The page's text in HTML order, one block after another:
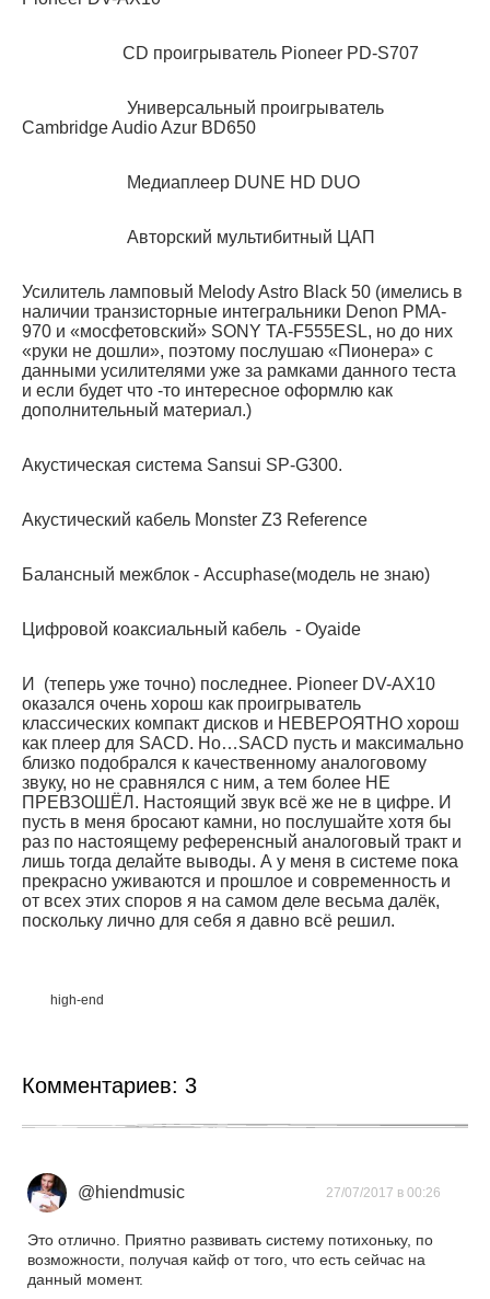
CD проигрыватель Pioneer PD-S707
Универсальный проигрыватель
Cambridge Audio Azur BD650
Медиаплеер DUNE HD DUO
Авторский мультибитный ЦАП
Усилитель ламповый Melody Astro Black 50 (имелись в
наличии транзисторные интегральники Denon PMA-
970 и «мосфетовский» SONY TA-F555ESL, но до них
«руки не дошли», поэтому послушаю «Пионера» с
данными усилителями уже за рамками данного теста
и если будет что -то интересное оформлю как
дополнительный материал.)
Акустическая система Sansui SP-G300.
Акустический кабель Monster Z3 Reference
Балансный межблок - Accuphase(модель не знаю)
Цифровой коаксиальный кабель - Oyaide
И (теперь уже точно) последнее. Pioneer DV-AX10
оказался очень хорош как проигрыватель
классических компакт дисков и НЕВЕРОЯТНО хорош
как плеер для SACD. Но…SACD пусть и максимально
близко подобрался к качественному аналоговому
звуку, но не сравнялся с ним, а тем более НЕ
ПРЕВЗОШЁЛ. Настоящий звук всё же не в цифре. И
пусть в меня бросают камни, но послушайте хотя бы
раз по настоящему референсный аналоговый тракт и
лишь тогда делайте выводы. А у меня в системе пока
прекрасно уживаются и прошлое и современность и
от всех этих споров я на самом деле весьма далёк,
поскольку лично для себя я давно всё решил.
high-end
Комментариев: 3
@hiendmusic 27/07/2017 в 00:26
Это отлично. Приятно развивать систему потихоньку, по
возможности, получая кайф от того, что есть сейчас на
данный момент.